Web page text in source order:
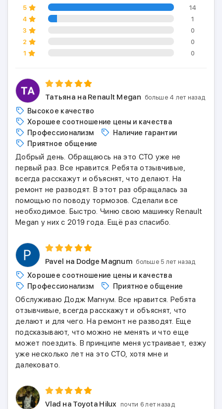
5
14
4
1
3
0
2
0
1
0
Татьяна на Renault Megan больше 4 лет назад
Высокое качество
Хорошее соотношение цены и качества
Профессионализм
Наличие гарантии
Приятное общение
Добрый день. Обращаюсь на это СТО уже не
первый раз. Все нравится. Ребята отзывчивые,
всегда расскажут и объяснят, что делают. На
ремонт не разводят. В этот раз обращалась за
помощью по поводу тормозов. Сделали все
необходимое. Быстро. Чиню свою машинку Renault
Megan у них с 2019 года. Ещё раз спасибо.
Pavel на Dodge Magnum больше 5 лет назад
Хорошее соотношение цены и качества
Профессионализм
Приятное общение
Обслуживаю Додж Магнум. Все нравится. Ребята
отзывчивые, всегда расскажут и объяснят, что
делают и для чего. На ремонт не разводят. Еще
подсказывают, что можно не менять и что еще
может поездить. В принципе меня устраивает, езжу
уже несколько лет на это СТО, хотя мне и
далековато.
Vlad на Toyota Hilux почти 6 лет назад